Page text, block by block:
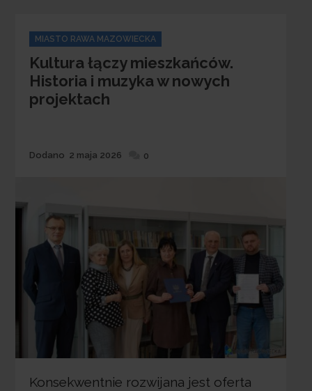
Categories
MIASTO RAWA MAZOWIECKA
Kultura łączy mieszkańców.
Historia i muzyka w nowych
projektach
Dodane
Dodano 2 maja 2026 0
Konsekwentnie rozwijana jest oferta